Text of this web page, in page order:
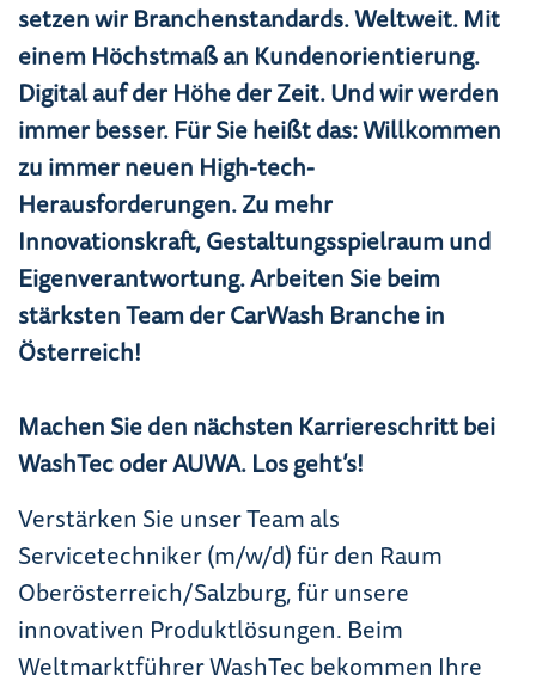
setzen wir Branchenstandards. Weltweit. Mit
einem Höchstmaß an Kundenorientierung.
Digital auf der Höhe der Zeit. Und wir werden
immer besser. Für Sie heißt das: Willkommen
zu immer neuen High-tech-
Herausforderungen. Zu mehr
Innovationskraft, Gestaltungsspielraum und
Eigenverantwortung. Arbeiten Sie beim
stärksten Team der CarWash Branche in
Österreich!
Machen Sie den nächsten Karriereschritt bei
WashTec oder AUWA. Los geht’s!
Verstärken Sie unser Team als
Servicetechniker (m/w/d) für den Raum
Oberösterreich/Salzburg, für unsere
innovativen Produktlösungen. Beim
Weltmarktführer WashTec bekommen Ihre